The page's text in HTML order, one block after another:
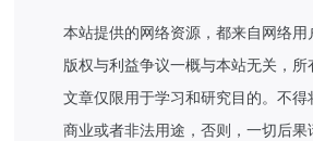
本站提供的网络资源，都来自网络用
版权与利益争议一概与本站无关，所
文章仅限用于学习和研究目的。不得
商业或者非法用途，否则，一切后果